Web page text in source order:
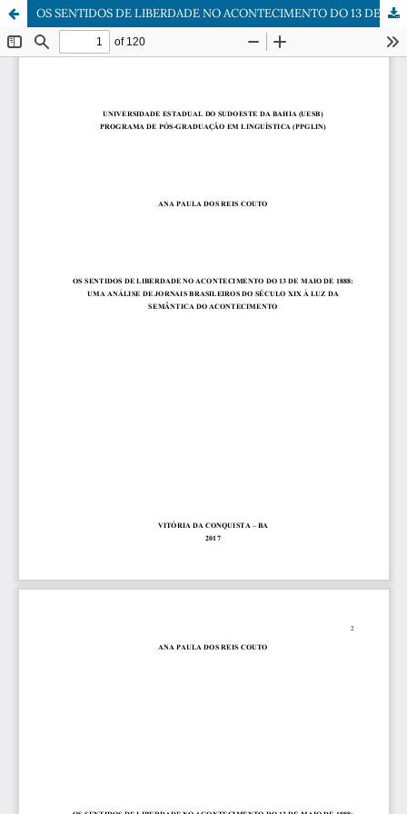
OS SENTIDOS DE LIBERDADE NO ACONTECIMENTO DO 13 DE MAIO DE 1888: UMA ANÁLISE DE JORNAIS BRASILEIROS DO SÉCULO XIX À LUZ DA SEMÂNTICA DO ACONTECIMENTO